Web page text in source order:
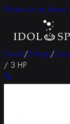
Přeskočit na hlavní
Domů/E-shop/
/ 3 HP
🔍